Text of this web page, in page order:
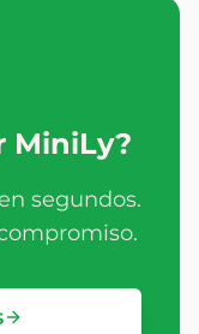
MiniLy?
segundos.